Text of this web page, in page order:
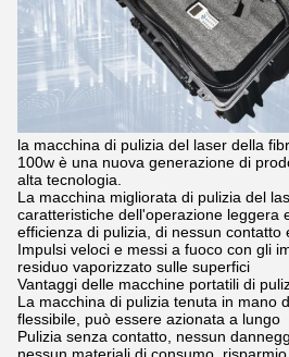
la macchina di pulizia del laser della
100w è una nuova generazione di
alta tecnologia.
La macchina migliorata di pulizia del
caratteristiche dell'operazione leggera
efficienza di pulizia, di nessun contatto
Impulsi veloci e messi a fuoco con gli
residuo vaporizzato sulle superfici
Vantaggi delle macchine portatili di
La macchina di pulizia tenuta in mano
flessibile, può essere azionata a lungo
Pulizia senza contatto, nessun